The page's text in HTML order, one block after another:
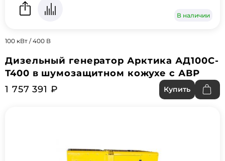
В наличии
100 кВт / 400 В
Дизельный генератор Арктика АД100С-
Т400 в шумозащитном кожухе с АВР
1 757 391 ₽
Купить